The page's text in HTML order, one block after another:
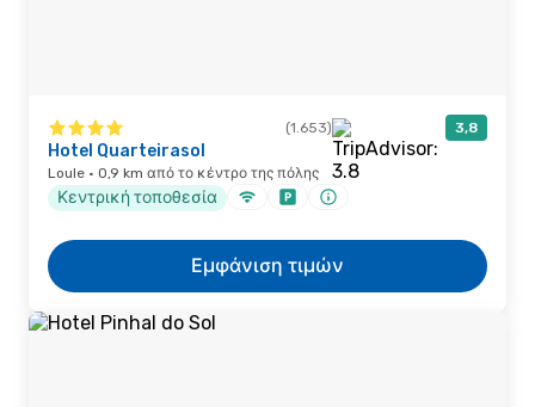
(1.653) 3,8
Hotel Quarteirasol
Loule · 0,9 km από το κέντρο της πόλης
Κεντρική τοποθεσία
Εμφάνιση τιμών